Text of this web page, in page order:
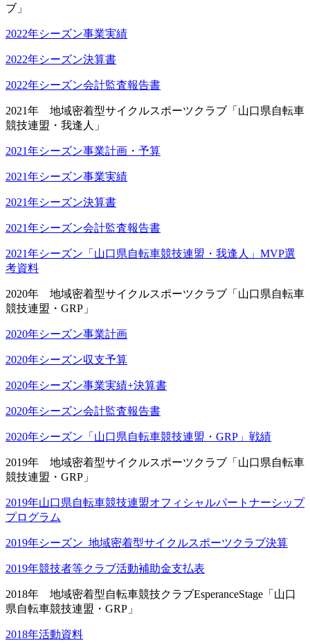
ブ」
2022年シーズン事業実績
2022年シーズン決算書
2022年シーズン会計監査報告書
2021年 地域密着型サイクルスポーツクラブ「山口県自転車
競技連盟・我逢人」
2021年シーズン事業計画・予算
2021年シーズン事業実績
2021年シーズン決算書
2021年シーズン会計監査報告書
2021年シーズン「山口県自転車競技連盟・我逢人」MVP選
考資料
2020年 地域密着型サイクルスポーツクラブ「山口県自転車
競技連盟・GRP」
2020年シーズン事業計画
2020年シーズン収支予算
2020年シーズン事業実績+決算書
2020年シーズン会計監査報告書
2020年シーズン「山口県自転車競技連盟・GRP」戦績
2019年 地域密着型サイクルスポーツクラブ「山口県自転車
競技連盟・GRP」
2019年山口県自転車競技連盟オフィシャルパートナーシップ
プログラム
2019年シーズン_地域密着型サイクルスポーツクラブ決算
2019年競技者等クラブ活動補助金支払表
2018年 地域密着型自転車競技クラブEsperanceStage「山口
県自転車競技連盟・GRP」
2018年活動資料